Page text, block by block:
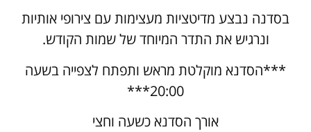
בסדנה נבצע מדיטציות מעצימות עם צירופי אותיות
ונרגיש את התדר המיוחד של שמות הקודש.
***הסדנא מוקלטת מראש ותפתח לצפייה בשעה
20:00***
אורך הסדנא כשעה וחצי